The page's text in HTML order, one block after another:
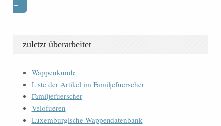
→
zuletzt überarbeitet
Wappenkunde
Liste der Artikel im Familjefuerscher
Familjefuerscher
Velofueren
Luxemburgische Wappendatenbank